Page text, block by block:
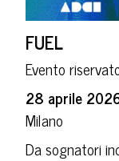
FUEL
Evento
28 aprile
Milano
Da sognatori